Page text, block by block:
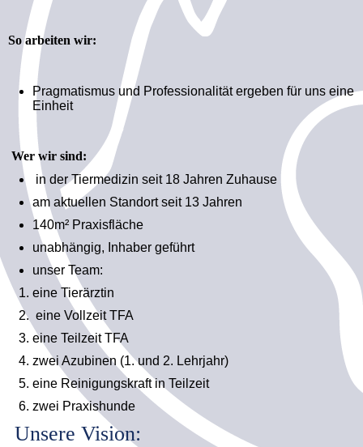
So arbeiten wir:
Pragmatismus und Professionalität ergeben für uns eine
Einheit
Wer wir sind:
in der Tiermedizin seit 18 Jahren Zuhause
am aktuellen Standort seit 13 Jahren
140m² Praxisfläche
unabhängig, Inhaber geführt
unser Team:
eine Tierärztin
eine Vollzeit TFA
eine Teilzeit TFA
zwei Azubinen (1. und 2. Lehrjahr)
eine Reinigungskraft in Teilzeit
zwei Praxishunde
Unsere Vision: